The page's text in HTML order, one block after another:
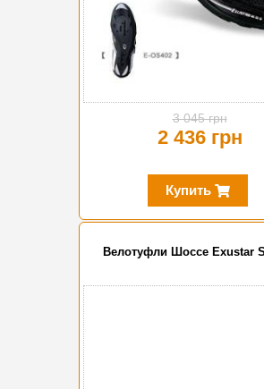
3 045 грн
2 436 грн
Купить
Велотуфли Шоссе Exustar